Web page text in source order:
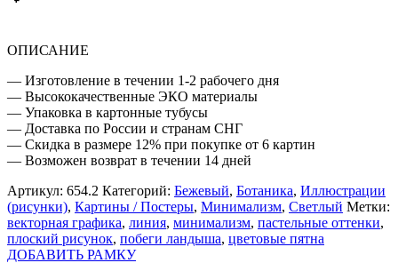
ОПИСАНИЕ
— Изготовление в течении 1-2 рабочего дня
— Высококачественные ЭКО материалы
— Упаковка в картонные тубусы
— Доставка по России и странам СНГ
— Скидка в размере 12% при покупке от 6 картин
— Возможен возврат в течении 14 дней
Артикул: 654.2 Категорий: Бежевый, Ботаника, Иллюстрации
(рисунки), Картины / Постеры, Минимализм, Светлый Метки:
векторная графика, линия, минимализм, пастельные оттенки,
плоский рисунок, побеги ландыша, цветовые пятна
ДОБАВИТЬ РАМКУ